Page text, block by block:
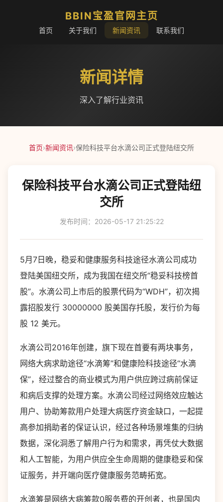
BBIN宝盈官网主页
首页 关于我们 新闻资讯 联系我们
新闻详情
深入了解行业资讯
首页›新闻资讯›保险科技平台水滴公司正式登陆纽交所
保险科技平台水滴公司正式登陆纽
交所
发布时间：2026-05-17 21:25:22
5月7日晚，稳妥和健康服务科技途径水滴公司成功
登陆美国纽交所，成为我国在纽交所“稳妥科技榜首
股”。水滴公司上市后的股票代码为“WDH”，初次揭
露招股发行 30000000 股美国存托股，发行价为每
股 12 美元。
水滴公司2016年创建，旗下现在首要有两块事务，
网络大病求助途径“水滴筹”和健康险科技途径“水滴
保”，经过整合的商业模式为用户供应跨过病前保证
和病后支撑的处理方案。水滴公司经过网络效应触达
用户、协助筹款用户处理大病医疗资金缺口，一起提
高参加捐助者的保证认识，经过各种场景堆集的归纳
数据，深化洞悉了解用户行为和需求，再凭仗大数据
和人工智能，为用户供应全生命周期的健康稳妥和保
证服务，并开端向医疗健康服务范畴拓宽。
水滴筹是网络大病筹款0服务费的开创者，也是国内